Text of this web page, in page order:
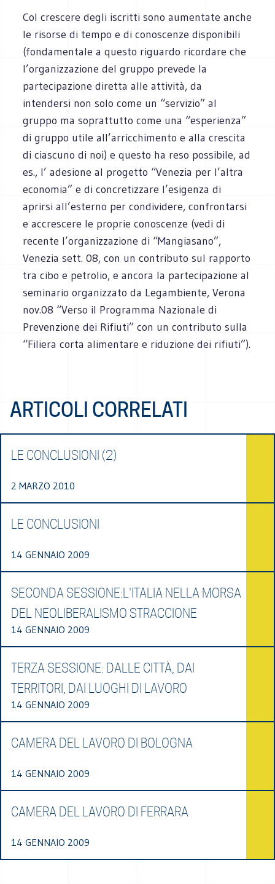
Col crescere degli iscritti sono aumentate anche
le risorse di tempo e di conoscenze disponibili
(fondamentale a questo riguardo ricordare che
l’organizzazione del gruppo prevede la
partecipazione diretta alle attività, da
intendersi non solo come un “servizio” al
gruppo ma soprattutto come una “esperienza”
di gruppo utile all’arricchimento e alla crescita
di ciascuno di noi) e questo ha reso possibile, ad
es., l’ adesione al progetto “Venezia per l’altra
economia” e di concretizzare l’esigenza di
aprirsi all’esterno per condividere, confrontarsi
e accrescere le proprie conoscenze (vedi di
recente l’organizzazione di “Mangiasano”,
Venezia sett. 08, con un contributo sul rapporto
tra cibo e petrolio, e ancora la partecipazione al
seminario organizzato da Legambiente, Verona
nov.08 “Verso il Programma Nazionale di
Prevenzione dei Rifiuti” con un contributo sulla
“Filiera corta alimentare e riduzione dei rifiuti”).
ARTICOLI CORRELATI
LE CONCLUSIONI (2)
2 MARZO 2010
LE CONCLUSIONI
14 GENNAIO 2009
SECONDA SESSIONE:L'ITALIA NELLA MORSA
DEL NEOLIBERALISMO STRACCIONE
14 GENNAIO 2009
TERZA SESSIONE: DALLE CITTÀ, DAI
TERRITORI, DAI LUOGHI DI LAVORO
14 GENNAIO 2009
CAMERA DEL LAVORO DI BOLOGNA
14 GENNAIO 2009
CAMERA DEL LAVORO DI FERRARA
14 GENNAIO 2009